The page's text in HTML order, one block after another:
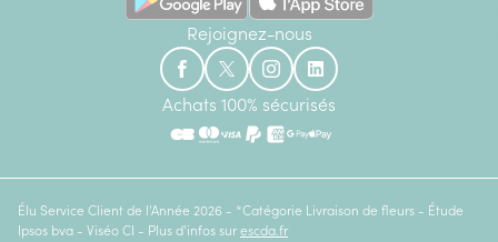
Rejoignez-nous
Achats 100% sécurisés
Élu Service Client de l'Année 2026 - *Catégorie Livraison de fleurs - Étude
Ipsos bva - Viséo CI - Plus d'infos sur escda.fr